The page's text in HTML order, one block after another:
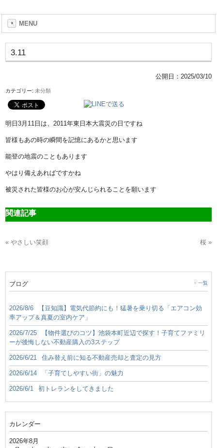
MENU
3.11
公開日： 2025/03/10
カテゴリー:未分類
明日3月11日は、2011年東日本大震災の日ですね
皆様もあの時の瞬間を記憶にあるかと思います
能登の地震のこともあります
やはり備えあればですかね
被災された皆様のお心が安んじられることを願います
関連記事
« やさしい笑顔 桜 »
ブログ 一覧
2026/8/6
【豆知識】電気代節約にも！猛暑を乗り切る「エアコン効
率アップ＆真夏の室内ケア」
2026/7/25
【物件選びのコツ】池袋本町近辺で探す！子育てファミリ
ーが後悔しない不動産購入の3ステップ
2026/6/21 住み替え前に知る不動産売却と査定の見方
2026/6/14 「子育てしやすい街」の魅力
2026/6/1 初トレランをしてきました
カレンダー
2026年8月